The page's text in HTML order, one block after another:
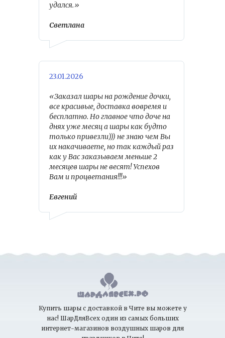
удался.»
Светлана
23.01.2026
«Заказал шары на рождение дочки,
все красивые, доставка вовремя и
бесплатно. Но главное что доче на
днях уже месяц а шары как будто
только привезли))) не знаю чем Вы
их накачиваете, но так каждый раз
как у Вас заказываем меньше 2
месяцев шары не весят! Успехов
Вам и процветания!!!»
Евгений
Купить шары с доставкой в Чите вы можете у
нас! ШарДляВсех один из самых больших
интернет-магазинов воздушных шаров для